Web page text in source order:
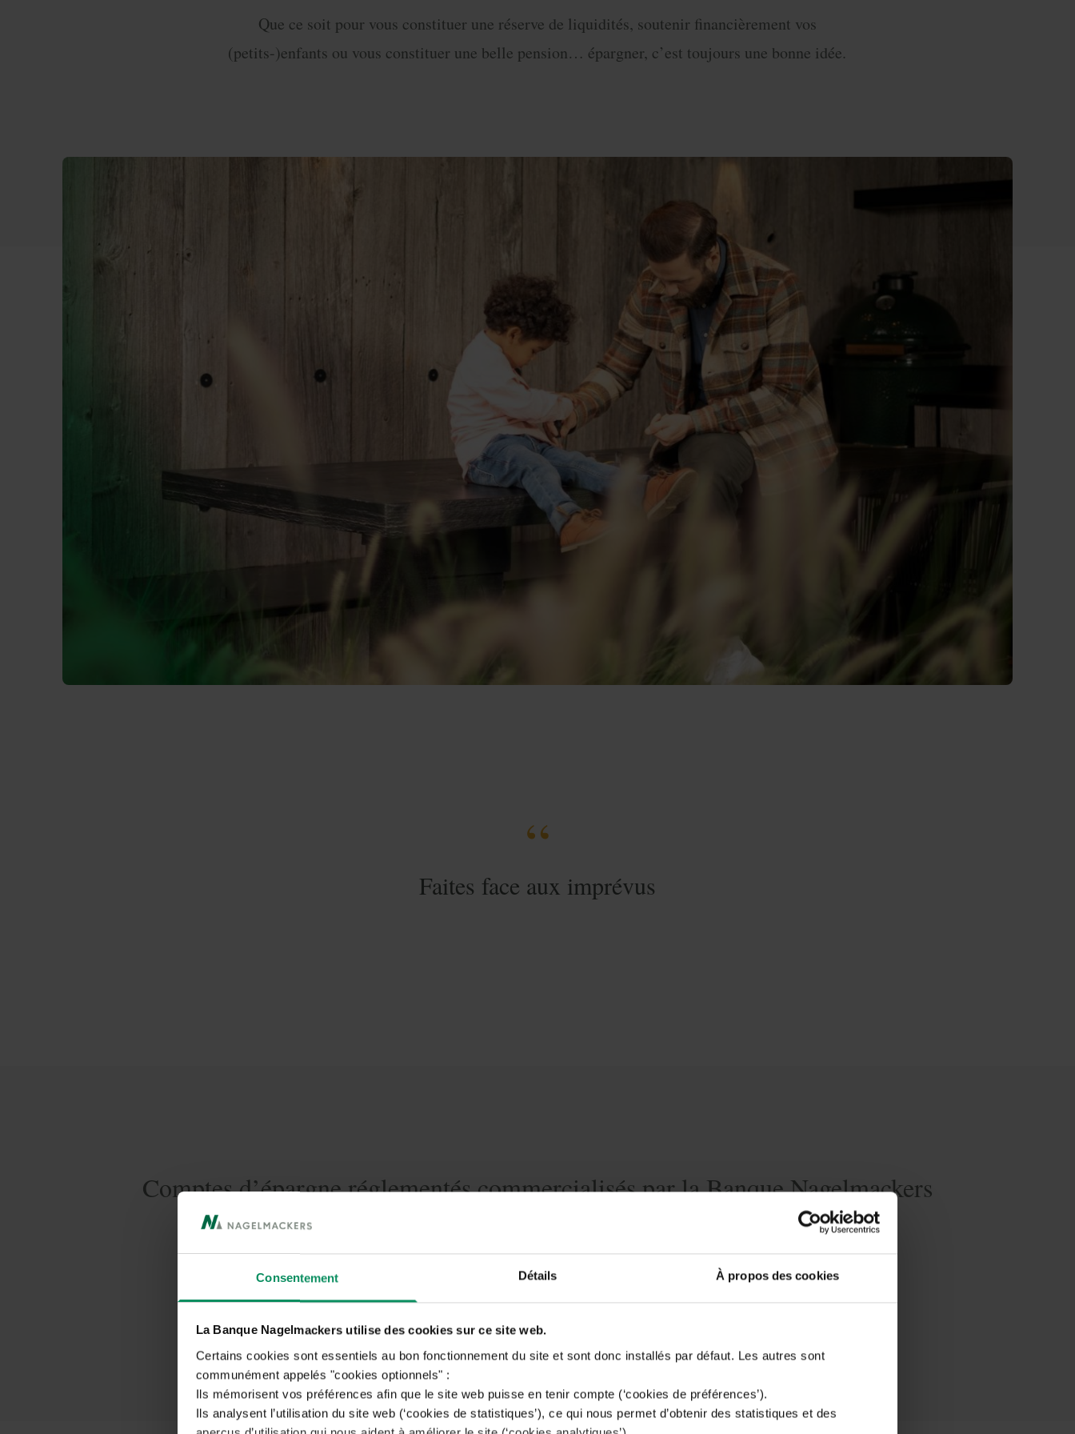
Consentement Détails À propos des cookies
La Banque Nagelmackers utilise des cookies sur ce site web.
Certains cookies sont essentiels au bon fonctionnement du site et sont donc installés par défaut. Les autres sont
communément appelés "cookies optionnels" :
Ils mémorisent vos préférences afin que le site web puisse en tenir compte (‘cookies de préférences’).
Ils analysent l’utilisation du site web (‘cookies de statistiques’), ce qui nous permet d’obtenir des statistiques et des
Que ce soit pour vous constituer une réserve de liquidités, soutenir financièrement vos
(petits-)enfants ou vous constituer une belle pension… épargner, c’est toujours une bonne idée.
Faites face aux imprévus
Comptes d’épargne réglementés commercialisés par la Banque Nagelmackers
Une synthèse de toutes les informations pertinentes concernant les 4 formules d'épargne réglementée